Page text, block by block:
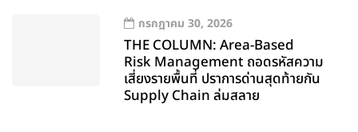
กรกฎาคม 30, 2026
THE COLUMN: Area-Based
Risk Management ถอดรหัสความ
เสี่ยงรายพื้นที่ ปราการด่านสุดท้ายกัน
Supply Chain ล่มสลาย